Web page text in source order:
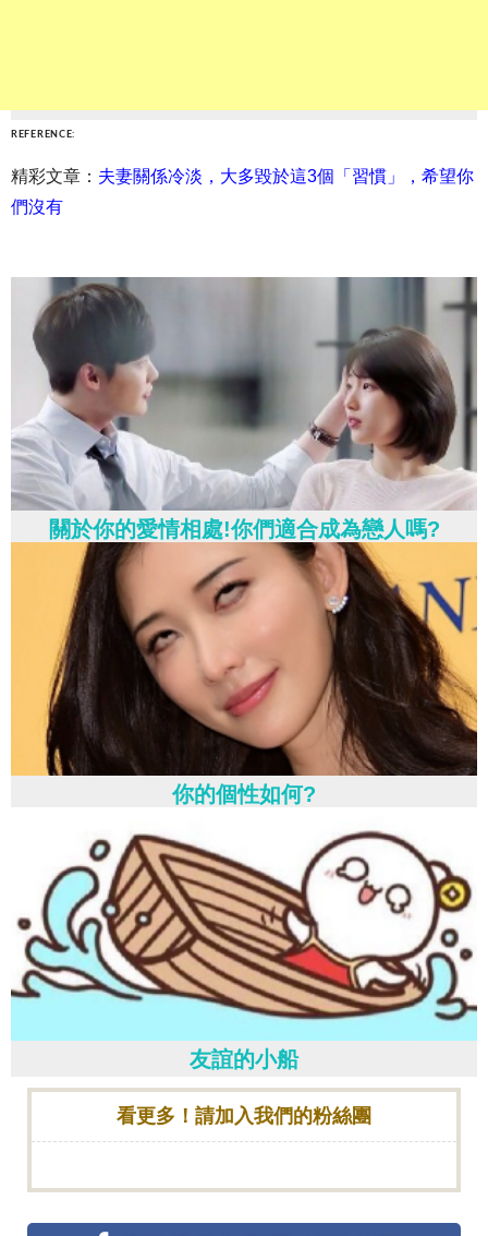
REFERENCE:
精彩文章： 夫妻關係冷淡，大多毀於這3個「習慣」，希望你
們沒有
關於你的愛情相處!你們適合成為戀人嗎?
你的個性如何?
友誼的小船
看更多！請加入我們的粉絲團